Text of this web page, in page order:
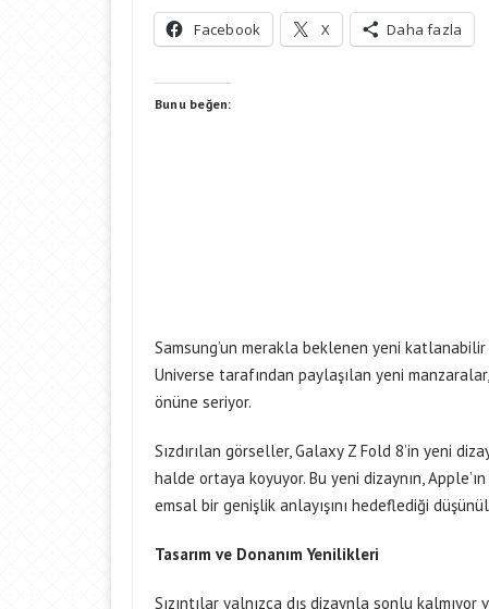
Facebook X Daha fazla
Bunu beğen:
Samsung’un merakla beklenen yeni
Universe tarafından paylaşılan yeni
önüne seriyor.
Sızdırılan görseller, Galaxy Z Fold 8’in yeni
halde ortaya koyuyor. Bu yeni dizaynın,
emsal bir genişlik anlayışını hedeflediği
Tasarım ve Donanım Yenilikleri
Sızıntılar yalnızca dış dizaynla sonlu kalmıyor